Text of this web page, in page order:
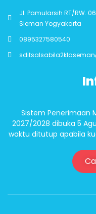
Jl. Pamularsih RT/RW.
Sleman Yogyakarta
0895327580540
Sistem Penerimaan
2027/2028 dibuka 5
waktu ditutup apabila